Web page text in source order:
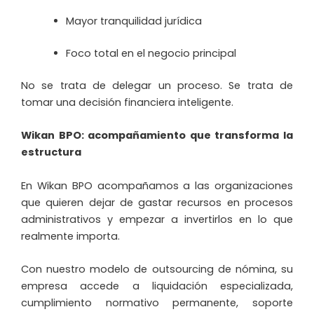
Mayor tranquilidad jurídica
Foco total en el negocio principal
No se trata de delegar un proceso. Se trata de
tomar una decisión financiera inteligente.
Wikan BPO: acompañamiento que transforma la
estructura
En Wikan BPO acompañamos a las organizaciones
que quieren dejar de gastar recursos en procesos
administrativos y empezar a invertirlos en lo que
realmente importa.
Con nuestro modelo de outsourcing de nómina, su
empresa accede a liquidación especializada,
cumplimiento normativo permanente, soporte